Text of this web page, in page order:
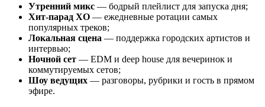
Утренний микс — бодрый плейлист для запуска дня;
Хит-парад XO — ежедневные ротации самых
популярных треков;
Локальная сцена — поддержка городских артистов и
интервью;
Ночной сет — EDM и deep house для вечеринок и
коммутируемых сетов;
Шоу ведущих — разговоры, рубрики и гость в прямом
эфире.